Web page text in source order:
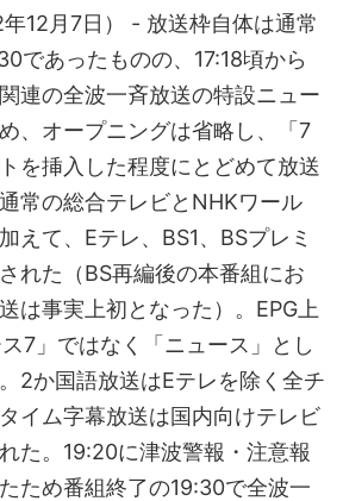
12月7日） - 放送枠自体は通常
であったものの、17:18頃から
連の全波一斉放送の特設ニュー
、オープニングは省略し、「7
を挿入した程度にとどめて放送
常の総合テレビとNHKワール
えて、Eテレ、BS1、BSプレミ
れた（BS再編後の本番組にお
は事実上初となった）。EPG上
7」ではなく「ニュース」とし
2か国語放送はEテレを除く全チ
イム字幕放送は国内向けテレビ
た。19:20に津波警報・注意報
ため番組終了の19:30で全波一